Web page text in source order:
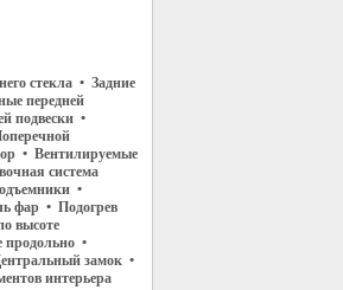
стекла • Задние
передней
подвески •
• Вентилируемые
система
•
фар • Подогрев
высоте
продольно •
замок •
интерьера